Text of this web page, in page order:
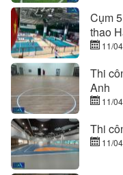
Cụm
thao
11/
Thi
Anh
11/
Thi
11/